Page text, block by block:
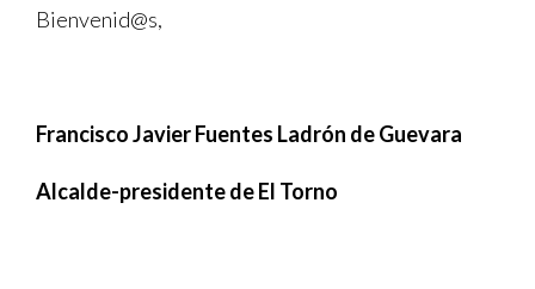
Bienvenid@s,
Francisco Javier Fuentes Ladrón de Guevara
Alcalde-presidente de El Torno